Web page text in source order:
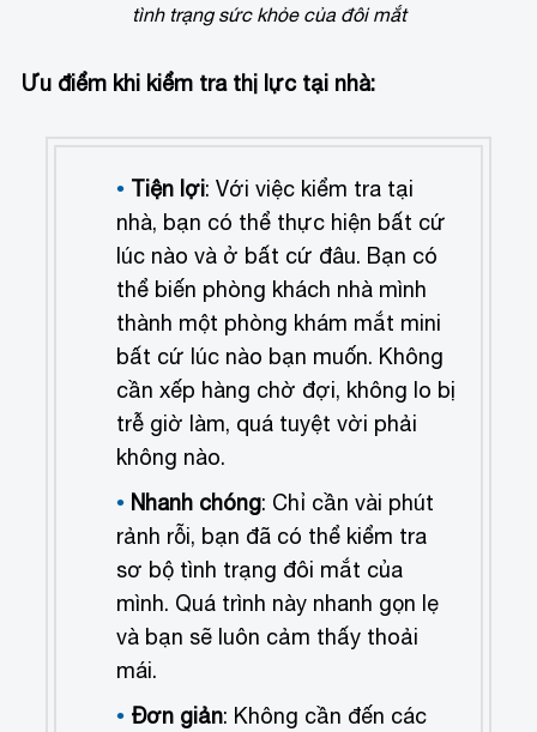
tình trạng sức khỏe của đôi mắt
Ưu điểm khi kiểm tra thị lực tại nhà:
Tiện lợi: Với việc kiểm tra tại
nhà, bạn có thể thực hiện bất cứ
lúc nào và ở bất cứ đâu. Bạn có
thể biến phòng khách nhà mình
thành một phòng khám mắt mini
bất cứ lúc nào bạn muốn. Không
cần xếp hàng chờ đợi, không lo bị
trễ giờ làm, quá tuyệt vời phải
không nào.
Nhanh chóng: Chỉ cần vài phút
rảnh rỗi, bạn đã có thể kiểm tra
sơ bộ tình trạng đôi mắt của
mình. Quá trình này nhanh gọn lẹ
và bạn sẽ luôn cảm thấy thoải
mái.
Đơn giản: Không cần đến các